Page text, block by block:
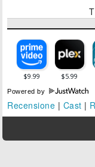
Powered by
Recensione | Cast |